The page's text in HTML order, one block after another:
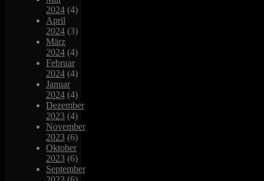
2024 (4)
April
2024 (3)
März
2024 (4)
Februar
2024 (4)
Januar
2024 (4)
Dezember
2023 (4)
November
2023 (6)
Oktober
2023 (6)
September